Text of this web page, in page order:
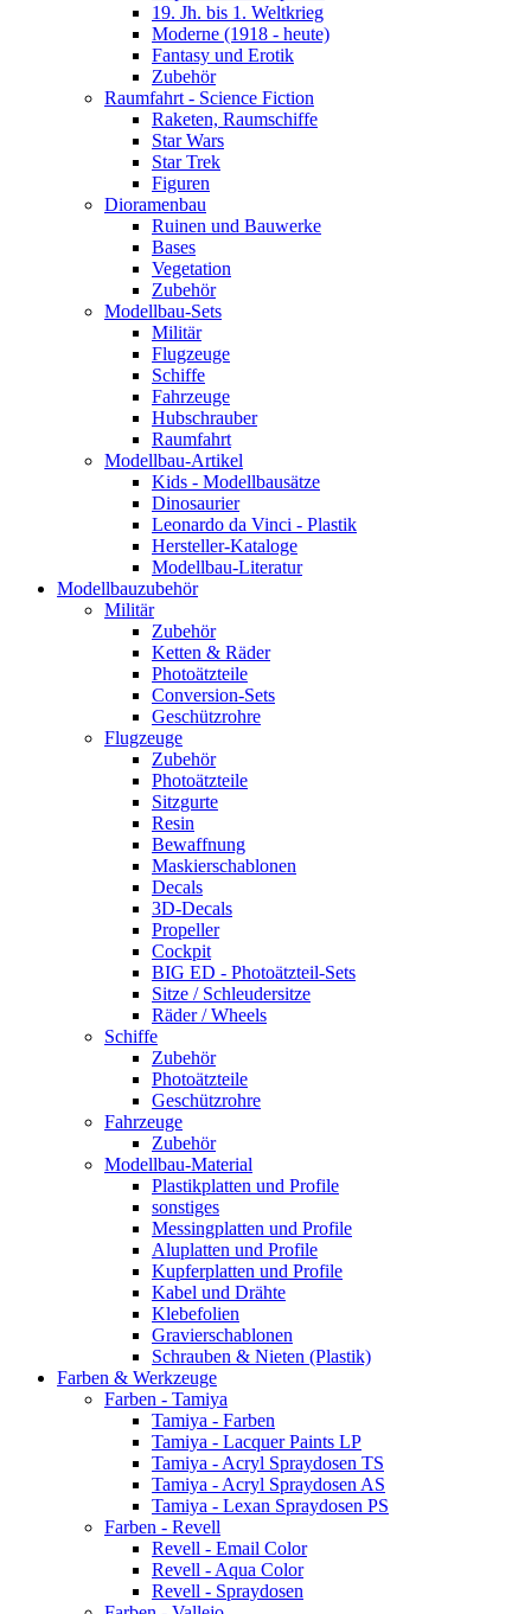
19. Jh. bis 1. Weltkrieg
Moderne (1918 - heute)
Fantasy und Erotik
Zubehör
Raumfahrt - Science Fiction
Raketen, Raumschiffe
Star Wars
Star Trek
Figuren
Dioramenbau
Ruinen und Bauwerke
Bases
Vegetation
Zubehör
Modellbau-Sets
Militär
Flugzeuge
Schiffe
Fahrzeuge
Hubschrauber
Raumfahrt
Modellbau-Artikel
Kids - Modellbausätze
Dinosaurier
Leonardo da Vinci - Plastik
Hersteller-Kataloge
Modellbau-Literatur
Modellbauzubehör
Militär
Zubehör
Ketten & Räder
Photoätzteile
Conversion-Sets
Geschützrohre
Flugzeuge
Zubehör
Photoätzteile
Sitzgurte
Resin
Bewaffnung
Maskierschablonen
Decals
3D-Decals
Propeller
Cockpit
BIG ED - Photoätzteil-Sets
Sitze / Schleudersitze
Räder / Wheels
Schiffe
Zubehör
Photoätzteile
Geschützrohre
Fahrzeuge
Zubehör
Modellbau-Material
Plastikplatten und Profile
sonstiges
Messingplatten und Profile
Aluplatten und Profile
Kupferplatten und Profile
Kabel und Drähte
Klebefolien
Gravierschablonen
Schrauben & Nieten (Plastik)
Farben & Werkzeuge
Farben - Tamiya
Tamiya - Farben
Tamiya - Lacquer Paints LP
Tamiya - Acryl Spraydosen TS
Tamiya - Acryl Spraydosen AS
Tamiya - Lexan Spraydosen PS
Farben - Revell
Revell - Email Color
Revell - Aqua Color
Revell - Spraydosen